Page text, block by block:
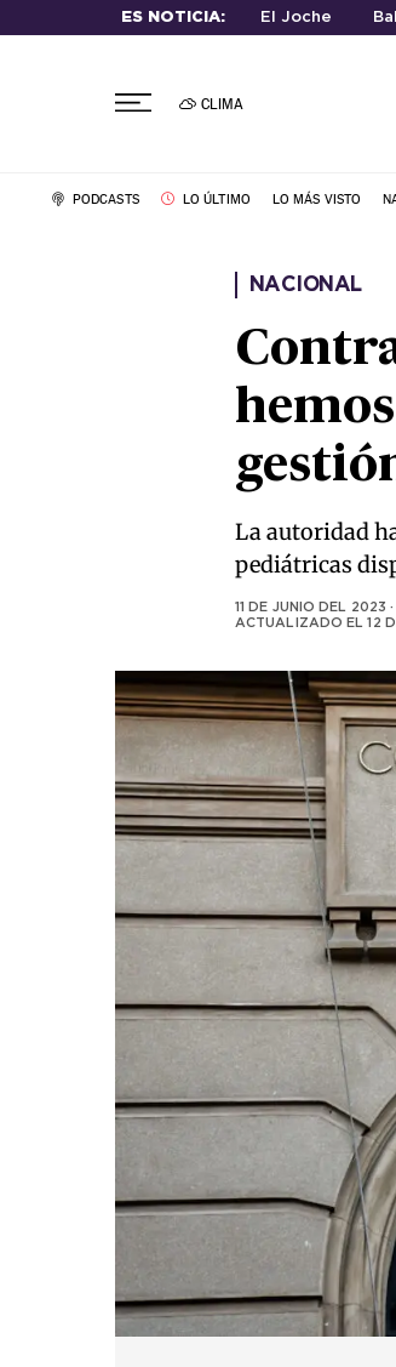
ES NOTICIA: El Joche
CLIMA
PODCASTS LO ÚLTIMO LO MÁS VISTO
NACIONAL
La autoridad
pediátricas
11 DE JUNIO DEL 2023 ·
ACTUALIZADO EL12